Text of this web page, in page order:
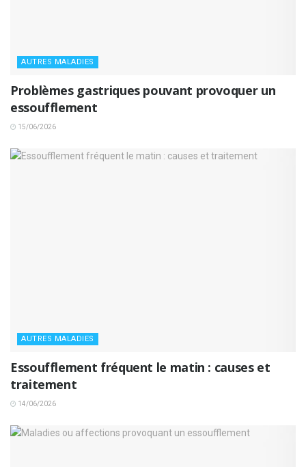
AUTRES MALADIES
Problèmes gastriques pouvant provoquer un
essoufflement
15/06/2026
AUTRES MALADIES
Essoufflement fréquent le matin : causes et
traitement
14/06/2026